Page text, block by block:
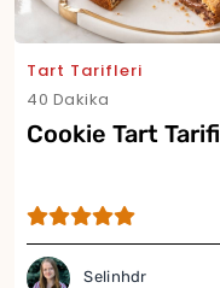
Tart Tarifleri
40 Dakika
Cookie Tart Tarifi
Selinhdr